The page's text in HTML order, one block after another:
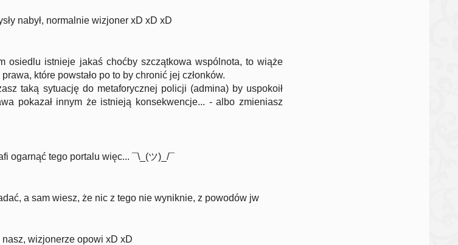
nabył, normalnie wizjoner xD xD xD
osiedlu istnieje jakaś choćby szczątkowa wspólnota, to wiąże
które powstało po to by chronić jej członków.
taką sytuację do metaforycznej policji (admina) by uspokoił
pokazał innym że istnieją konsekwencje... - albo zmieniasz
ogarnąć tego portalu więc... ¯\_(ツ)_/¯
a sam wiesz, że nic z tego nie wyniknie, z powodów jw
wizjonerze opowi xD xD